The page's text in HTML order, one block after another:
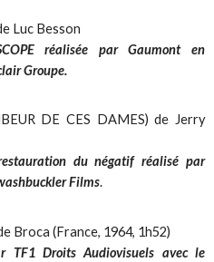
Luc Besson
réalisée par Gaumont en
Groupe.
DE CES DAMES) de Jerry
du négatif réalisé par
Films.
Broca (France, 1964, 1h52)
TF1 Droits Audiovisuels avec le